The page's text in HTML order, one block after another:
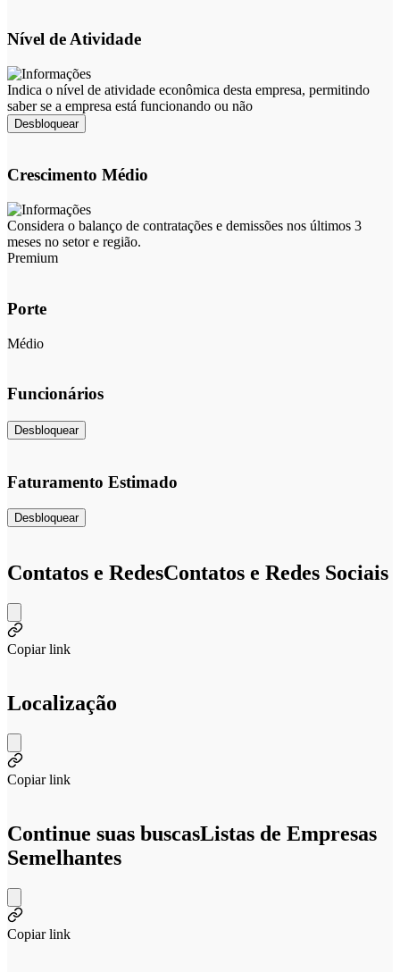
Nível de Atividade
Indica o nível de atividade econômica desta empresa, permitindo
saber se a empresa está funcionando ou não
Desbloquear
Crescimento Médio
Considera o balanço de contratações e demissões nos últimos 3
meses no setor e região.
Premium
Porte
Médio
Funcionários
Desbloquear
Faturamento Estimado
Desbloquear
Contatos e RedesContatos e Redes Sociais
Copiar link
Localização
Copiar link
Continue suas buscasListas de Empresas
Semelhantes
Copiar link